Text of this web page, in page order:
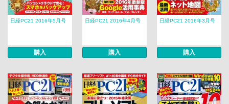
日経PC21 2016年5月号
購入
日経PC21 2016年4月号
購入
日経PC21 2016年3月号
購入